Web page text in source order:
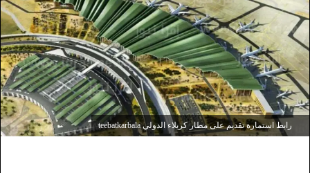
رابط استمارة تقديم على مطار كربلاء الدولي teebatkarbala